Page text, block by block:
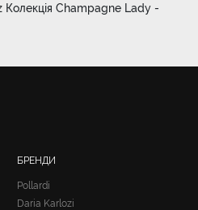
Колекція Champagne Lady -
БРЕНДИ
Pollardi
Daria Karlozi